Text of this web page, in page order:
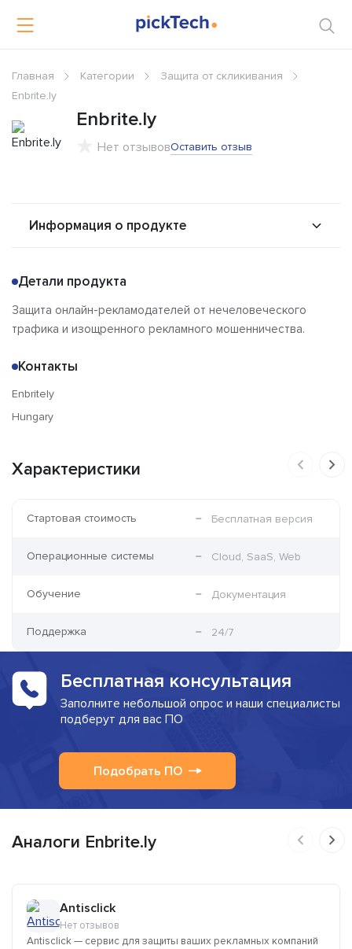
Главная Категории
Защита от скликивания
Enbrite.ly
Enbrite.ly
Нет отзывовОставить отзыв
Информация о продукте
Альтернативы
Отзывы
Детали продукта
Защита онлайн-рекламодателей от нечеловеческого
трафика и изощренного рекламного мошенничества.
Контакты
Enbritely
Hungary
Характеристики
Стартовая стоимость Бесплатная версия
Операционные системы Cloud, SaaS, Web
Обучение Документация
Поддержка 24/7
Бесплатная консультация
Заполните небольшой опрос и наши специалисты
подберут для вас ПО
Подобрать ПО
Аналоги Enbrite.ly
Antisclick
Нет отзывов
Antisclick — сервис для защиты ваших рекламных компаний